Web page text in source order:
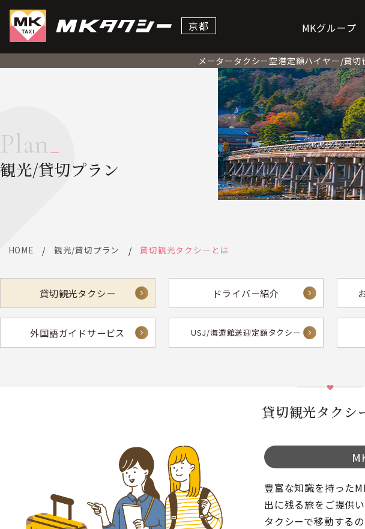
京都 MKグループ
メータータクシー空港定額ハイヤー/貸切
Plan
観光/貸切プラン
HOME 観光/貸切プラン 貸切観光タクシーとは
貸切観光タクシー ドライバー紹介
外国語ガイドサービス USJ/海遊館送迎定額タクシー
貸切観光タクシ
豊富な知識を持った
出に残る旅をご提供い
タクシーで移動する